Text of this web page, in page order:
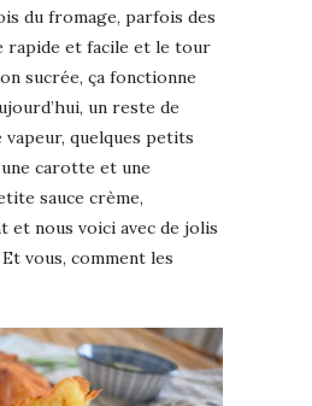
du fromage, parfois des
rapide et facile et le tour
sucrée, ça fonctionne
un reste de
quelques petits
carotte et une
sauce crème,
et nous voici avec de jolis
vous, comment les